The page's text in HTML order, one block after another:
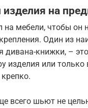
на
на мебели, чтобы он
Один из
дивана-книжки, –
изделия или только
всего шьют не